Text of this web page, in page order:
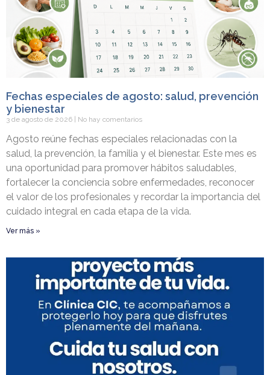
Fechas especiales de agosto: salud, prevención
y bienestar
3 de agosto de 2026 No hay comentarios
Agosto reúne fechas especiales relacionadas con la
salud, la prevención, la familia y el bienestar. Este mes es
una oportunidad para promover hábitos saludables,
fortalecer la conciencia sobre enfermedades, reconocer
el valor de los profesionales y recordar la importancia del
cuidado integral en cada etapa de la vida.
Ver más »